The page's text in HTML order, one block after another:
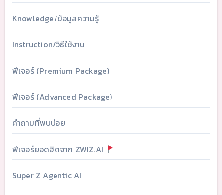
Knowledge/ข้อมูลความรู้
Instruction/วิธีใช้งาน
ฟีเจอร์ (Premium Package)
ฟีเจอร์ (Advanced Package)
คำถามที่พบบ่อย
ฟีเจอร์ยอดฮิตจาก ZWIZ.AI
Super Z Agentic AI